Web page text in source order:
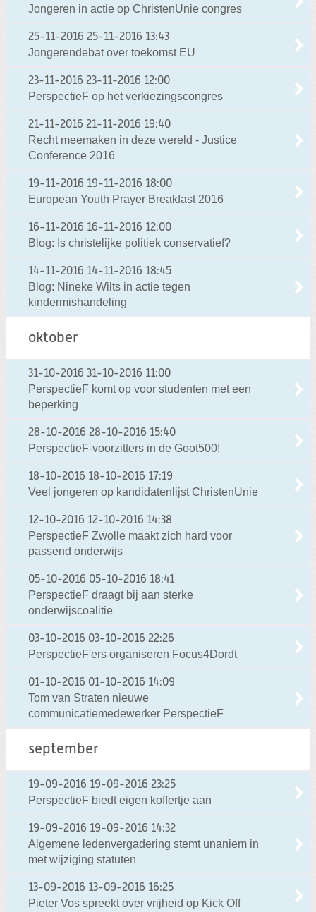
Jongeren in actie op ChristenUnie congres
25-11-2016 25-11-2016 13:43
Jongerendebat over toekomst EU
23-11-2016 23-11-2016 12:00
PerspectieF op het verkiezingscongres
21-11-2016 21-11-2016 19:40
Recht meemaken in deze wereld - Justice
Conference 2016
19-11-2016 19-11-2016 18:00
European Youth Prayer Breakfast 2016
16-11-2016 16-11-2016 12:00
Blog: Is christelijke politiek conservatief?
14-11-2016 14-11-2016 18:45
Blog: Nineke Wilts in actie tegen
kindermishandeling
oktober
31-10-2016 31-10-2016 11:00
PerspectieF komt op voor studenten met een
beperking
28-10-2016 28-10-2016 15:40
PerspectieF-voorzitters in de Goot500!
18-10-2016 18-10-2016 17:19
Veel jongeren op kandidatenlijst ChristenUnie
12-10-2016 12-10-2016 14:38
PerspectieF Zwolle maakt zich hard voor
passend onderwijs
05-10-2016 05-10-2016 18:41
PerspectieF draagt bij aan sterke
onderwijscoalitie
03-10-2016 03-10-2016 22:26
PerspectieF'ers organiseren Focus4Dordt
01-10-2016 01-10-2016 14:09
Tom van Straten nieuwe
communicatiemedewerker PerspectieF
september
19-09-2016 19-09-2016 23:25
PerspectieF biedt eigen koffertje aan
19-09-2016 19-09-2016 14:32
Algemene ledenvergadering stemt unaniem in
met wijziging statuten
13-09-2016 13-09-2016 16:25
Pieter Vos spreekt over vrijheid op Kick Off